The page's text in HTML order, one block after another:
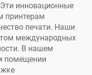
инновационные
принтерам
печати. Наши
международных
В нашем
помещении